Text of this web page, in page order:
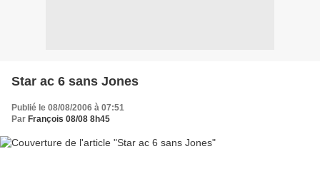
Star ac 6 sans Jones
Publié le 08/08/2006 à 07:51
Par François 08/08 8h45